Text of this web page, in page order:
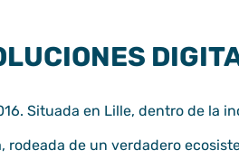
Situada en Lille, dentro de la
, rodeada de un verdadero